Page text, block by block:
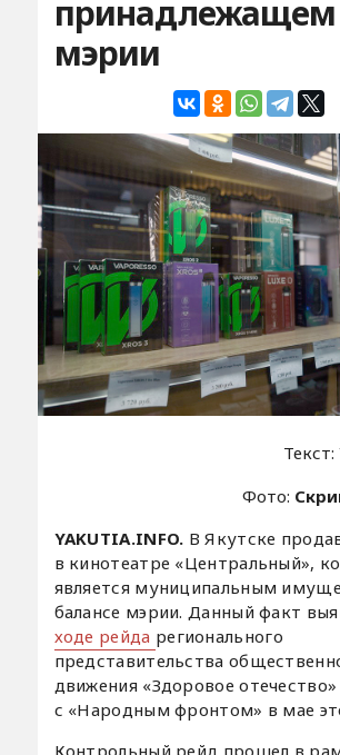
принадлежащем
мэрии
Текст:
Фото:
YAKUTIA.INFO. В Якутске
в кинотеатре «Центральный»,
является муниципальным
балансе мэрии. Данный факт
ходе рейда регионального
представительства
движения «Здоровое
с «Народным фронтом» в мае
Контрольный рейд прошел в